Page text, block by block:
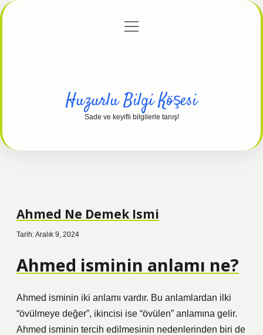
Gizlilik Politikası
menüyü
Huzurlu Bilgi Köşesi
Sade ve keyifli bilgilerle tanış!
Ahmed Ne Demek Ismi
Tarih: Aralık 9, 2024
Ahmed isminin anlamı ne?
Ahmed isminin iki anlamı vardır. Bu anlamlardan ilki
“övülmeye değer”, ikincisi ise “övülen” anlamına gelir.
Ahmed isminin tercih edilmesinin nedenlerinden biri de